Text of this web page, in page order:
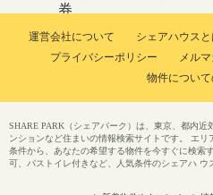
券
運営会社について シェアハウスと
プライバシーポリシー
メル
物件につい
SHARE PARK（シェアパーク）は、東京、都内
ンションなど住まいの情報検索サイトです。 エ
条件から、あなたの希望する物件を今すぐに検索
可、バストイレ付きなど、人気条件のシェアハ ウ